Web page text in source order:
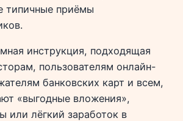
типичные приёмы
инструкция, подходящая
пользователям онлайн-
банковских карт и всем,
«выгодные вложения»,
или лёгкий заработок в